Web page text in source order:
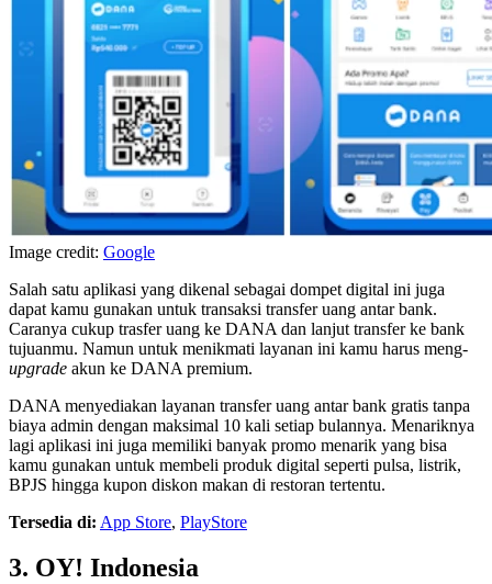
Image credit: Google
Salah satu aplikasi yang dikenal sebagai dompet digital ini juga
dapat kamu gunakan untuk transaksi transfer uang antar bank.
Caranya cukup trasfer uang ke DANA dan lanjut transfer ke bank
tujuanmu. Namun untuk menikmati layanan ini kamu harus meng-
upgrade akun ke DANA premium.
DANA menyediakan layanan transfer uang antar bank gratis tanpa
biaya admin dengan maksimal 10 kali setiap bulannya. Menariknya
lagi aplikasi ini juga memiliki banyak promo menarik yang bisa
kamu gunakan untuk membeli produk digital seperti pulsa, listrik,
BPJS hingga kupon diskon makan di restoran tertentu.
Tersedia di: App Store, PlayStore
3. OY! Indonesia